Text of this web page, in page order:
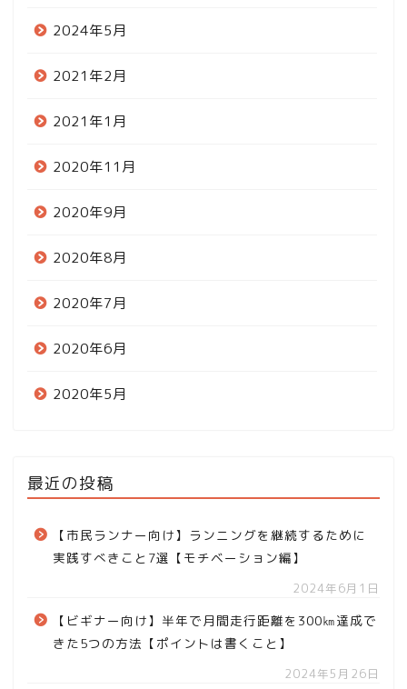
2024年5月
2021年2月
2021年1月
2020年11月
2020年9月
2020年8月
2020年7月
2020年6月
2020年5月
最近の投稿
【市民ランナー向け】ランニングを継続するために
実践すべきこと7選【モチベーション編】
2024年6月1日
【ビギナー向け】半年で月間走行距離を300㎞達成で
きた5つの方法【ポイントは書くこと】
2024年5月26日